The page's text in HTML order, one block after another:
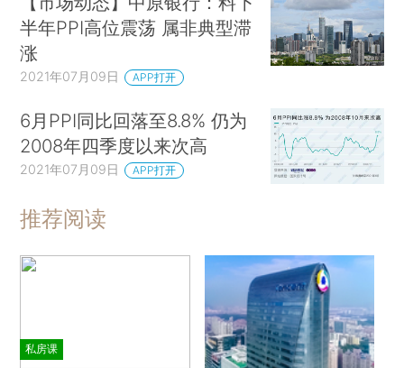
半年PPI高位震荡 属非典型滞
涨
2021年07月09日 APP打开
6月PPI同比回落至8.8% 仍为
2008年四季度以来次高
2021年07月09日 APP打开
推荐阅读
私房课